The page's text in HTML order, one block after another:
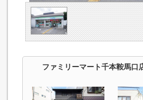
ファミリーマート千本鞍馬口